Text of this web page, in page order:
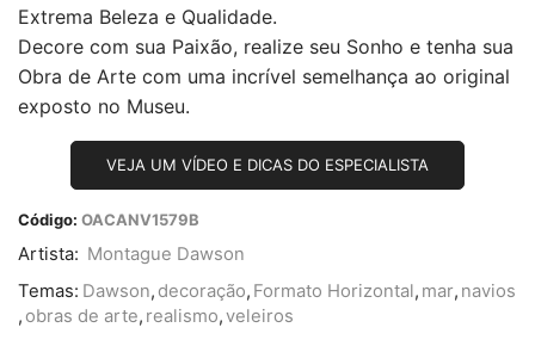
Extrema Beleza e Qualidade.
Decore com sua Paixão, realize seu Sonho e tenha sua
Obra de Arte com uma incrível semelhança ao original
exposto no Museu.
VEJA UM VÍDEO E DICAS DO ESPECIALISTA
Código: OACANV1579B
Artista: Montague Dawson
Temas: Dawson, decoração, Formato Horizontal, mar, navios
, obras de arte, realismo,veleiros